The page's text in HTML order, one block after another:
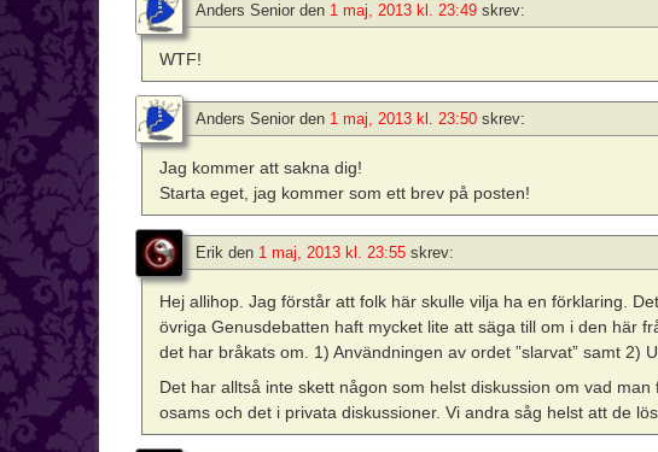
Anders Senior den 1 maj, 2013 kl. 23:49 skrev:
WTF!
Anders Senior den 1 maj, 2013 kl. 23:50 skrev:
Jag kommer att sakna dig!
Starta eget, jag kommer som ett brev på posten!
Erik den 1 maj, 2013 kl. 23:55 skrev:
Hej allihop. Jag förstår att folk här skulle vilja ha en förklaring.
övriga Genusdebatten haft mycket lite att säga till om i den här
det har bråkats om. 1) Användningen av ordet ”slarvat” samt 2)
Det har alltså inte skett någon som helst diskussion om vad
osams och det i privata diskussioner. Vi andra såg helst att de